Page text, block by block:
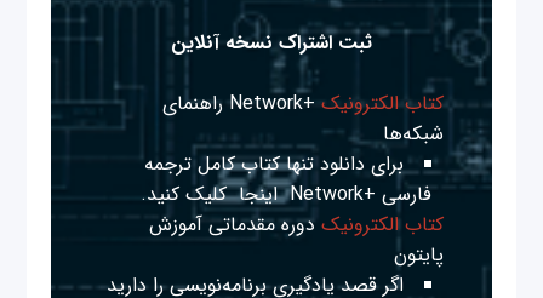
ثبت اشتراک نسخه آنلاین
کتاب الکترونیک
+Network راهنمای
شبکه‌ها
برای دانلود تنها کتاب کامل ترجمه
فارسی +Network
اینجا کلیک کنید.
کتاب الکترونیک دوره مقدماتی آموزش
پایتون
اگر قصد یادگیری برنامه‌نویسی را دارید